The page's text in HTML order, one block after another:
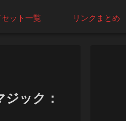
セット一覧 リンクまとめ
ック：